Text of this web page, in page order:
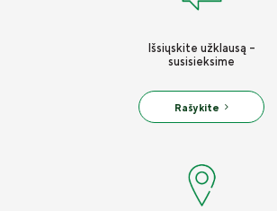
Išsiųskite užklausą -
susisieksime
Rašykite